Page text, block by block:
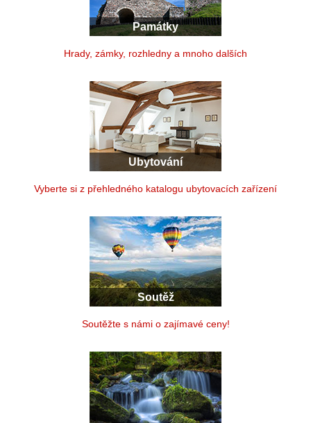
Památky
Hrady, zámky, rozhledny a mnoho dalších
Ubytování
Vyberte si z přehledného katalogu ubytovacích zařízení
Soutěž
Soutěžte s námi o zajímavé ceny!